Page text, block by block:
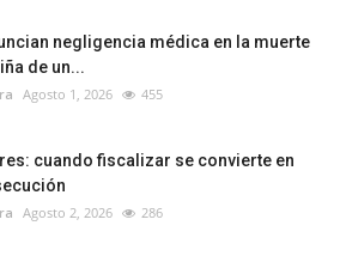
negligencia médica en la muerte
de un...
Agosto 1, 2026 455
cuando fiscalizar se convierte en
Agosto 2, 2026 286